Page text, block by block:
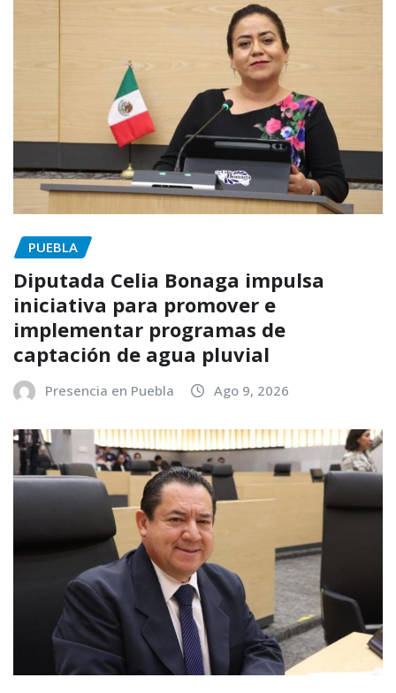
PUEBLA
Diputada Celia Bonaga impulsa
iniciativa para promover e
implementar programas de
captación de agua pluvial
Presencia en Puebla Ago 9, 2026